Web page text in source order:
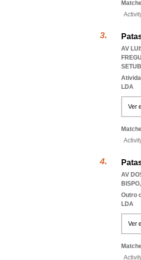
AV
LDA
Ver
AV
BISPO,
Outro
LDA
Ver